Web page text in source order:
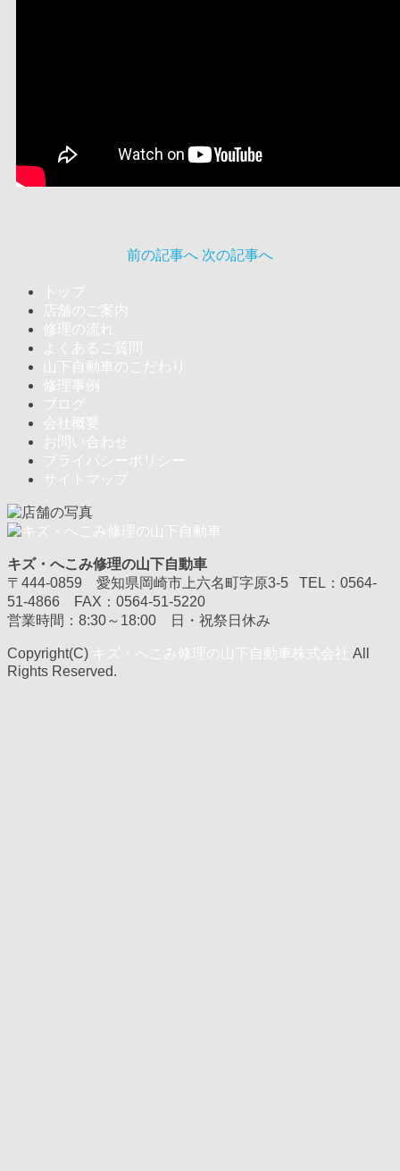
前の記事へ 次の記事へ
トップ
店舗のご案内
修理の流れ
よくあるご質問
山下自動車のこだわり
修理事例
ブログ
会社概要
お問い合わせ
プライバシーポリシー
サイトマップ
キズ・へこみ修理の山下自動車
〒444-0859 愛知県岡崎市上六名町字原3-5 TEL：0564-
51-4866 FAX：0564-51-5220
営業時間：8:30～18:00 日・祝祭日休み
Copyright(C) キズ・へこみ修理の山下自動車株式会社
All
Rights Reserved.